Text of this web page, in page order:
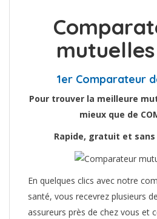
1er Comparateur
Pour trouver la meilleure
mieux que de
Rapide, gratuit et
En quelques clics avec notre
santé, vous recevrez plusieurs
assureurs près de chez vous et